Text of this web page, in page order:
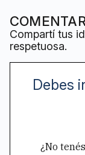
Compartí tus
respetuosa.
Debes
¿No